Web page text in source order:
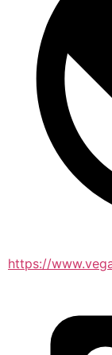
https://